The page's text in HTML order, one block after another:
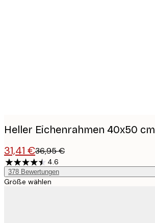
Heller Eichenrahmen 40x50 cm
31,41 €36,95 €
4.6
378 Bewertungen
Größe wählen